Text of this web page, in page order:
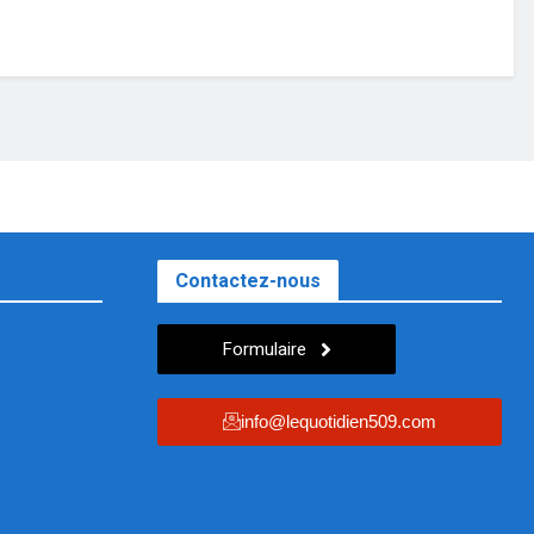
Contactez-nous
Formulaire
info@lequotidien509.com